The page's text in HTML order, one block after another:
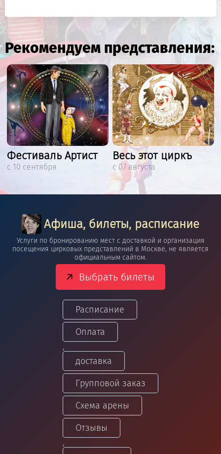
Рекомендуем представления:
Фестиваль Артист
с 10 сентября
Весь этот циркъ
с 07 августа
Афиша, билеты, расписание
Услуги по бронированию мест с доставкой и организация
посещения цирковых представлений в Москве, не является
официальным сайтом.
Выбрать билеты
Расписание
Оплата
,
доставка
Групповой заказ
Схема арены
Отзывы
,